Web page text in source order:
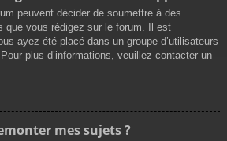
peuvent décider de soumettre à des
que vous rédigez sur le forum. Il est
ayez été placé dans un groupe d’utilisateurs
plus d’informations, veuillez contacter un
mes sujets ?